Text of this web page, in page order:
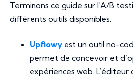
Terminons ce guide sur l'A/B
différents outils disponibles.
Upflowy est un outil no-
permet de concevoir et
expériences web. L’éditeur